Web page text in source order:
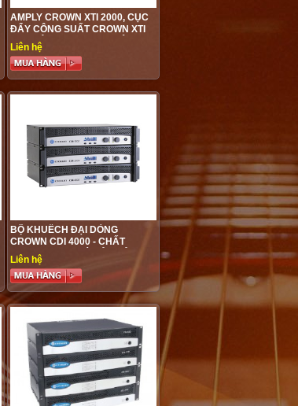
AMPLY CROWN XTI 2000, CỤC
ĐẨY CÔNG SUẤT CROWN XTI
2000 , ÂM THANH CHUYÊN
NGHIỆP, RẤT TỐT CHO
KARAOKE, HỘI TRƯỜNG SÂN
KHẤU
Liên hệ
BỘ KHUẾCH ĐẠI DÒNG
CROWN CDI 4000 - CHẤT
LƯỢNG CAO, GIÁ CẢ PHẢI
CHĂNG, PHÙ HỢP VỚI HỘI
TRƯỜNG SÂN KHẤU
Liên hệ